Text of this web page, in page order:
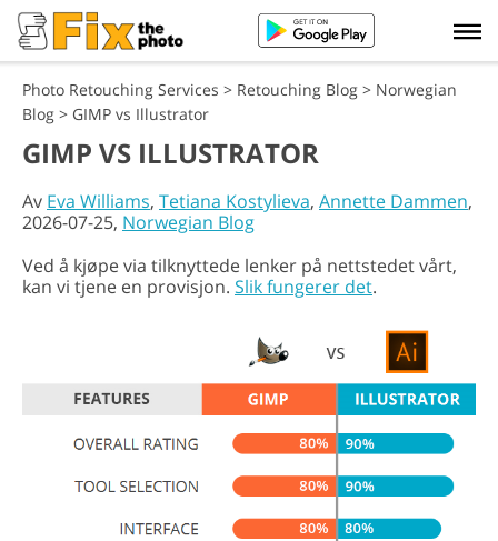
Photo Retouching Services > Retouching Blog > Norwegian
Blog > GIMP vs Illustrator
GIMP VS ILLUSTRATOR
Av Eva Williams, Tetiana Kostylieva, Annette Dammen,
2026-07-25, Norwegian Blog
Ved å kjøpe via tilknyttede lenker på nettstedet vårt,
kan vi tjene en provisjon. Slik fungerer det.